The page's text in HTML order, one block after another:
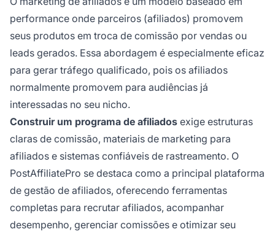
performance onde parceiros (afiliados) promovem
seus produtos em troca de comissão por vendas ou
leads gerados. Essa abordagem é especialmente eficaz
para gerar tráfego qualificado, pois os afiliados
normalmente promovem para audiências já
interessadas no seu nicho.
Construir um programa de afiliados exige estruturas
claras de comissão, materiais de marketing para
afiliados e sistemas confiáveis de rastreamento. O
PostAffiliatePro se destaca como a principal plataforma
de gestão de afiliados, oferecendo ferramentas
completas para recrutar afiliados, acompanhar
desempenho, gerenciar comissões e otimizar seu